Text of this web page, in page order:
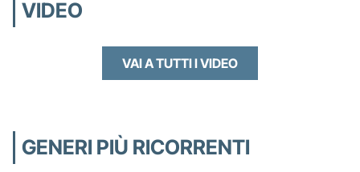
VIDEO
VAI A TUTTI I VIDEO
GENERI PIÙ RICORRENTI